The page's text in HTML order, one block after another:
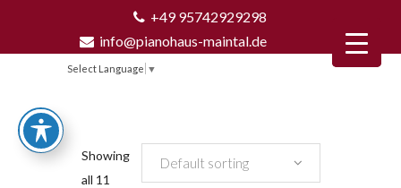
+49 95742929298
info@pianohaus-maintal.de
Select Language ▼
Showing
all 11
Default sorting